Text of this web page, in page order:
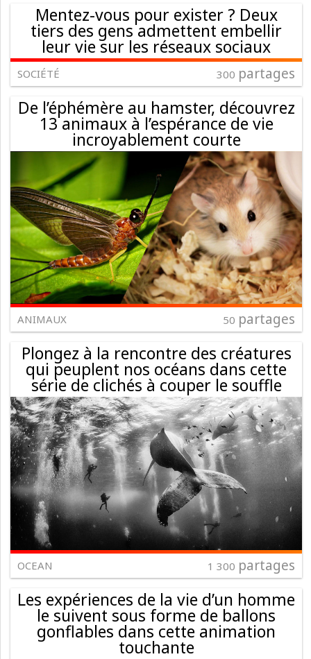
Mentez-vous pour exister ? Deux
tiers des gens admettent embellir
leur vie sur les réseaux sociaux
SOCIÉTÉ 300 partages
De l’éphémère au hamster, découvrez
13 animaux à l’espérance de vie
incroyablement courte
ANIMAUX 50 partages
Plongez à la rencontre des créatures
qui peuplent nos océans dans cette
série de clichés à couper le souffle
OCEAN 1 300 partages
Les expériences de la vie d’un homme
le suivent sous forme de ballons
gonflables dans cette animation
touchante